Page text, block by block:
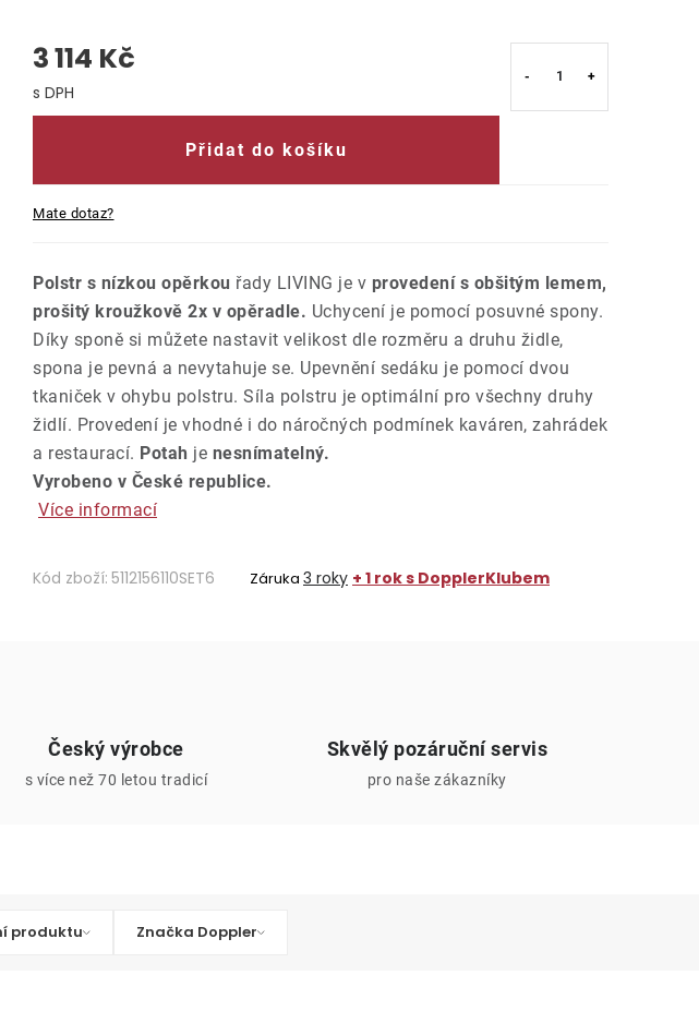
3 114 Kč
Měrná cena:
Přidat do košíku
Mate dotaz?
Polstr s nízkou opěrkou řady LIVING je v provedení s obšitým lemem,
prošitý kroužkově 2x v opěradle. Uchycení je pomocí posuvné spony.
Díky sponě si můžete nastavit velikost dle rozměru a druhu židle,
spona je pevná a nevytahuje se. Upevnění sedáku je pomocí dvou
tkaniček v ohybu polstru. Síla polstru je optimální pro všechny druhy
židlí. Provedení je vhodné i do náročných podmínek kaváren, zahrádek
a restaurací. Potah je nesnímatelný.
Vyrobeno v České republice.
Více informací
Kód zboží: 5112156110SET6 Záruka 3 roky + 1 rok s DopplerKlubem
Český výrobce
s více než 70 letou tradicí
Skvělý pozáruční servis
pro naše zákazníky
produktu Značka Doppler